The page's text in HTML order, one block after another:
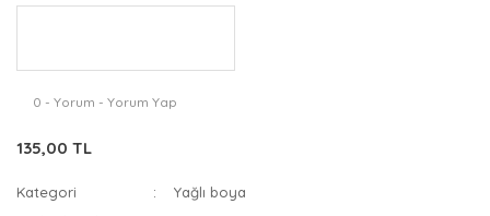
0 - Yorum - Yorum Yap
135,00 TL
Kategori
Yağlı boya